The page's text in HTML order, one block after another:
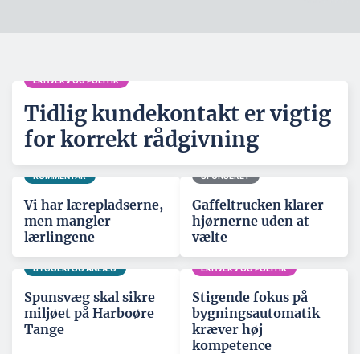
ERHVERV OG POLITIK
Tidlig kundekontakt er vigtig
for korrekt rådgivning
KOMMENTAR
Vi har lærepladserne,
men mangler
lærlingene
SPONSERET
Gaffeltrucken klarer
hjørnerne uden at
vælte
BYGGERI OG ANLÆG
Spunsvæg skal sikre
miljøet på Harboøre
Tange
ERHVERV OG POLITIK
Stigende fokus på
bygningsautomatik
kræver høj
kompetence